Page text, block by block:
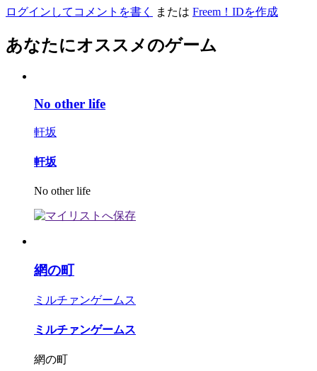
ログインしてコメントを書く または Freem！IDを作成
あなたにオススメのゲーム
No other life
軒坂
軒坂
No other life
網の町
ミルチァンゲームス
ミルチァンゲームス
網の町